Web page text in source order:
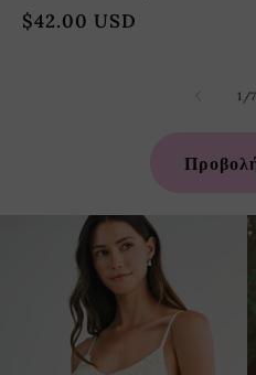
Κανονική
$42.00 USD
1 /7